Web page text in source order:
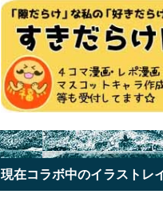
現在コラボ中のイラストレ